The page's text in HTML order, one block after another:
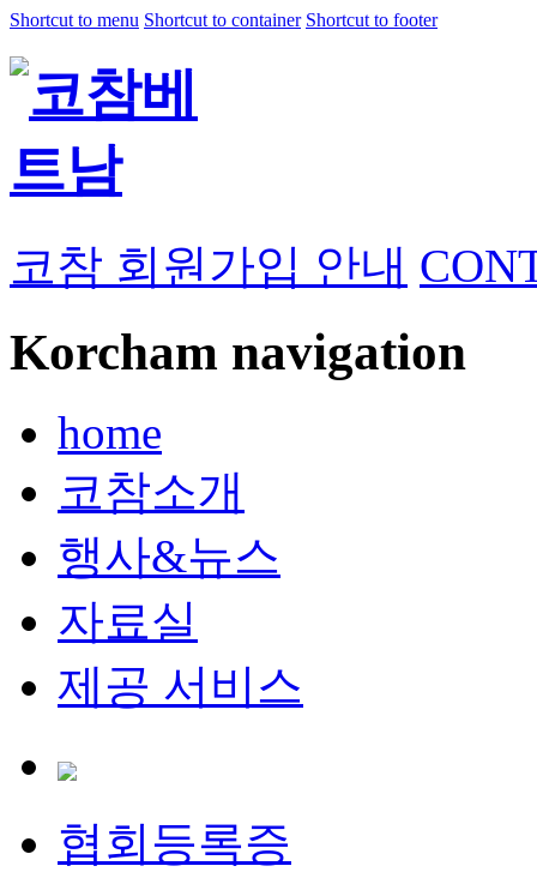
Shortcut to menu Shortcut to container Shortcut to footer
코참 회원가입 안내
Korcham navigation
home
코참소개
행사&뉴스
자료실
제공 서비스
협회등록증